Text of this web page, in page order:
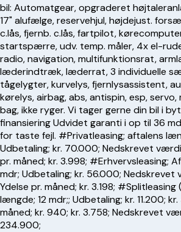
bil: Automatgear, opgraderet
17" alufælge, reservehjul, højdejust.
c.lås, fjernb. c.lås, fartpilot,
startspærre, udv. temp. måler, 4x el-
radio, navigation, multifunktionsrat,
læderindtræk, læderrat, 3 individuelle
tågelygter, kurvelys, fjernlysassistent,
kørelys, airbag, abs, antispin, esp,
bag, ikke ryger. Vi tager gerne din bil i
finansiering Udvidet garanti i op til 36
for taste fejl. #Privatleasing; aftalens
Udbetaling; kr. 70.000; Nedskrevet
pr. måned; kr. 3.998; #Erhvervsleasing;
mdr; Udbetaling; kr. 56.000; Nedskrevet
Ydelse pr. måned; kr. 3.198;
længde; 12 mdr;; Udbetaling; kr. 11.200;
måned; kr. 940; kr. 3.758; Nedskrevet
234.900;